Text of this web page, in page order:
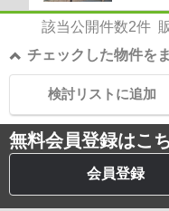
該当公開件数2件
チェックした物件を
検討リストに追加
無料会員登録はこ
会員登録